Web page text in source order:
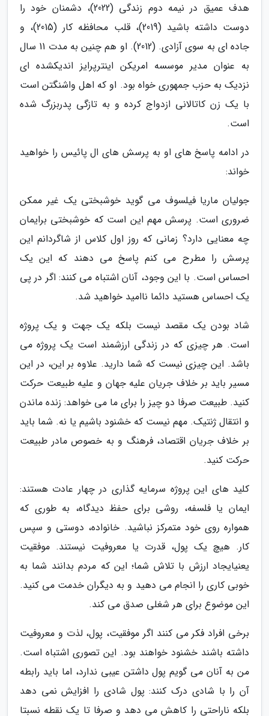
هدف عمیق در نیمه دوم زندگی (2022)، دشمنان خود را
دوست داشته باشید (2019)، قلب محافظه کار (2015)، و
جاده ای به سوی آزادی. (2012). او هم چنین به مدت 11 سال
به عنوان مدیر موسسه امریکن اینترپرایز اندیکشده ای
نزدیک به حزب جمهوری خواه بود. او که اهل واشنگتن است
با یک زن کاتالانی ازدواج کرده و به تازگی پدربزرگ شده
است.
در ادامه پاسخ های او به پرسش های ال پائیس را خواهید
خواند:
جولیان ماریا فیلسوف می گوید خوشبختی یک غیر ممکن
ضروری است. پرسش مهم این است که خوشبختی برایمان
چه معنایی دارد؟ زمانی که روز اول کلاس از شاگردانم این
پرسش را مطرح می کنم پاسخ می دهند که این یک
احساس است. با این وجود، آنان اشتباه می کنند: اگر در پی
یک احساس هستید دائما ناامید خواهید شد.
شاد بودن یک مقصد نیست بلکه یک جهت و یک پروژه
است. هر چیزی که در زندگی ارزشمند است یک پروژه می
باشد. این چیزی نیست که شما دارید. علاوه بر این، در این
مسیر باید بر خلاف جریان علیه جهان و علیه طبیعت حرکت
کنید. طبیعت صرفا دو چیز را برای ما می خواهد: زنده ماندن
و انتقال ژنتیک. مهم نیست که خشنود باشیم یا نه. شما باید
بر خلاف جریان اقتصاد، فرهنگ و به خصوص مادر طبیعت
حرکت کنید.
کلید های این پروژه سرمایه گذاری در چهار عادت هستند:
ایمان یا فلسفه، روشی برای حفظ دیدگاه، به طوری که
همواره روی خود متمرکز نباشید. خانواده، دوستی و سپس
کار. هیچ یک پول، قدرت یا معروفیت نیستند. موفقیت
یعنیایجاد ارزش با تلاش شما؛ این که مردم بدانند شما به
خوبی کاری را انجام می دهید و به دیگران خدمت می کنید.
این موضوع برای هر شغلی صدق می کند.
برخی افراد فکر می کنند اگر موفقیت، پول، لذت و معروفیت
داشته باشند خشنود خواهند بود. این تصوری اشتباه است.
من به آنان می گویم پول داشتن عیبی ندارد، اما باید رابطه
آن را با شادی درک کنند: پول شادی را افزایش نمی دهد
بلکه ناراحتی را کاهش می دهد و صرفا تا یک نقطه نسبتا